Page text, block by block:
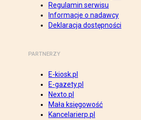
Regulamin serwisu
Informacje o nadawcy
Deklaracja dostępności
PARTNERZY
E-kiosk.pl
E-gazety.pl
Nexto.pl
Mała księgowość
Kancelarierp.pl